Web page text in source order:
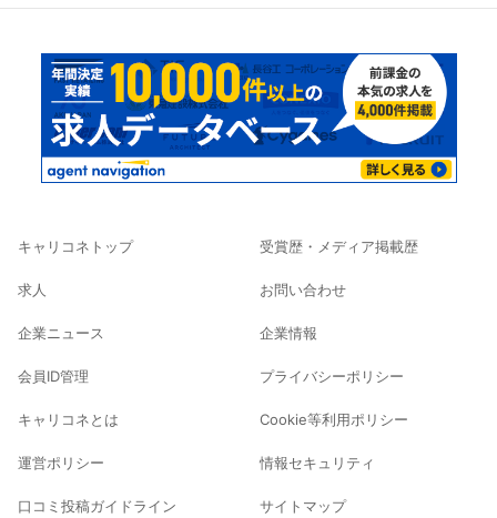
キャリコネトップ
求人
企業ニュース
会員ID管理
キャリコネとは
運営ポリシー
口コミ投稿ガイドライン
受賞歴・メディア掲載歴
お問い合わせ
企業情報
プライバシーポリシー
Cookie等利用ポリシー
情報セキュリティ
サイトマップ